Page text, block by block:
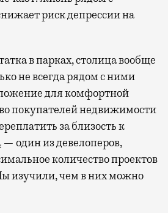
риск депрессии на
в парках, столица вообще
не всегда рядом с ними
для комфортной
покупателей недвижимости
за близость к
— один из девелоперов,
количество проектов
изучили, чем в них можно